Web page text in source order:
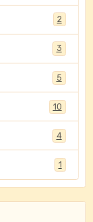
2
3
5
10
4
1